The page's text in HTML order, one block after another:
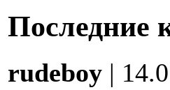
Последние
rudeboy |